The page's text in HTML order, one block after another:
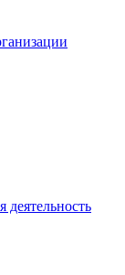
деятельность